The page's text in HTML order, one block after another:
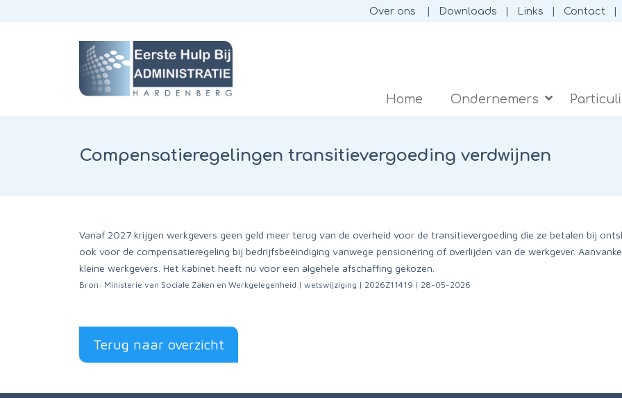
Over ons Downloads Links Contact
Home Ondernemers
Compensatieregelingen transitievergoeding verdwijnen
Vanaf 2027 krijgen werkgevers geen geld meer terug van de overheid voor de transitievergoeding die ze betalen bij
ook voor de compensatieregeling bij bedrijfsbeëindiging vanwege pensionering of overlijden van de werkgever.
kleine werkgevers. Het kabinet heeft nu voor een algehele afschaffing gekozen.
Bron: Ministerie van Sociale Zaken en Werkgelegenheid | wetswijziging | 2026Z11419 | 28-05-2026
Terug naar overzicht